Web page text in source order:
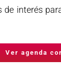
de interés
Ver agenda